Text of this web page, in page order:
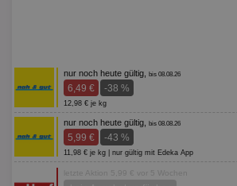
nur noch heute gültig, bis 08.08.26
6,49 € -38 %
12,98 € je kg
nur noch heute gültig, bis 08.08.26
5,99 € -43 %
11,98 € je kg | nur gültig mit Edeka App
letzte Aktion 5,99 € vor 5 Wochen